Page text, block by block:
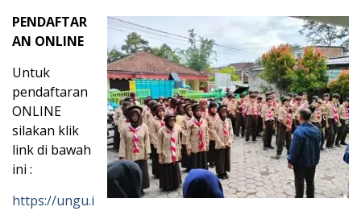
PENDAFTAR
AN ONLINE
Untuk
pendaftaran
ONLINE
silakan klik
link di bawah
ini :
https://ungu.i